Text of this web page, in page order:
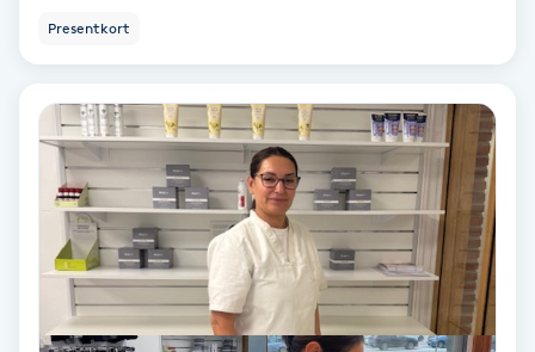
Huduppstramning
Hudvård
Hyaluronsyra
Hyperhidros
Hypnos
Presentkort